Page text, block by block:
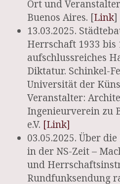
Ort und
Buenos Aires. [Link]
13.03.2025.
Herrschaft 1933 bis
aufschlussreiches
Diktatur. Schinkel-
Universität der
Veranstalter:
Ingenieurverein zu
e.V. [Link]
03.05.2025. Über
in der NS-Zeit –
und
Rundfunksendung